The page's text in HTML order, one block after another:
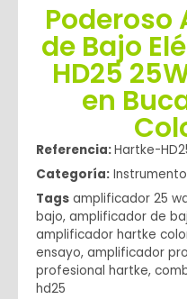
de Bajo
HD25
en
Referencia:Hartke-
Categoría:
Tags amplificador 25
bajo, amplificador de
amplificador hartke
ensayo, amplificador
profesional hartke,
hd25